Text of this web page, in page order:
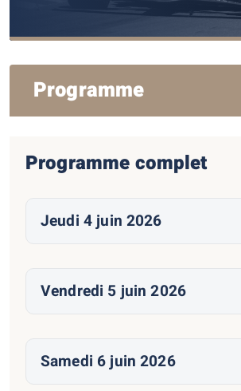
Programme
Programme complet
Jeudi 4 juin 2026
Vendredi 5 juin 2026
Samedi 6 juin 2026